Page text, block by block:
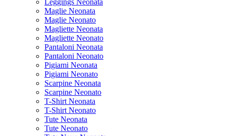
Leggings Neonata
Maglie Neonata
Maglie Neonato
Magliette Neonata
Magliette Neonato
Pantaloni Neonata
Pantaloni Neonato
Pigiami Neonata
Pigiami Neonato
Scarpine Neonata
Scarpine Neonato
T-Shirt Neonata
T-Shirt Neonato
Tute Neonata
Tute Neonato